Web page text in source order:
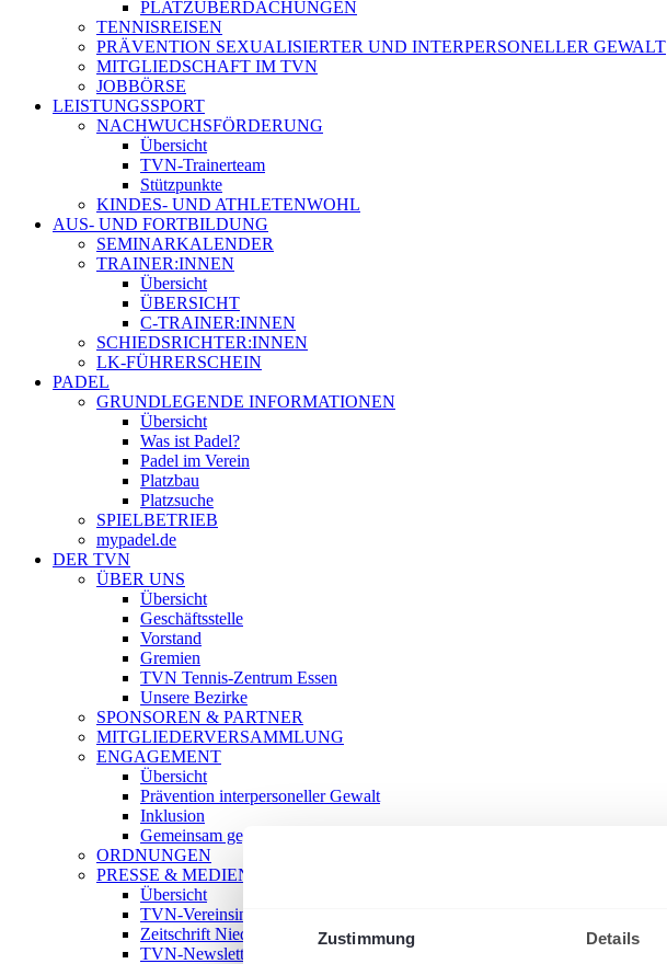
Zustimmung Details
PLATZÜBERDACHUNGEN
TENNISREISEN
PRÄVENTION SEXUALISIERTER UND INTERPERSONELLER GEWALT
MITGLIEDSCHAFT IM TVN
JOBBÖRSE
LEISTUNGSSPORT
NACHWUCHSFÖRDERUNG
Übersicht
TVN-Trainerteam
Stützpunkte
KINDES- UND ATHLETENWOHL
AUS- UND FORTBILDUNG
SEMINARKALENDER
TRAINER:INNEN
Übersicht
ÜBERSICHT
C-TRAINER:INNEN
SCHIEDSRICHTER:INNEN
LK-FÜHRERSCHEIN
PADEL
GRUNDLEGENDE INFORMATIONEN
Übersicht
Was ist Padel?
Padel im Verein
Platzbau
Platzsuche
SPIELBETRIEB
mypadel.de
DER TVN
ÜBER UNS
Übersicht
Geschäftsstelle
Vorstand
Gremien
TVN Tennis-Zentrum Essen
Unsere Bezirke
SPONSOREN & PARTNER
MITGLIEDERVERSAMMLUNG
ENGAGEMENT
Übersicht
Prävention interpersoneller Gewalt
Inklusion
Gemeinsam gegen Doping
ORDNUNGEN
PRESSE & MEDIEN
Übersicht
TVN-Vereinsinfo
Zeitschrift Niederrhein Tennis
TVN-Newsletter